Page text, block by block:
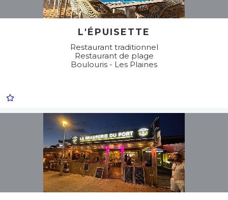
L'ÉPUISETTE
Restaurant traditionnel
Restaurant de plage
Boulouris - Les Plaines